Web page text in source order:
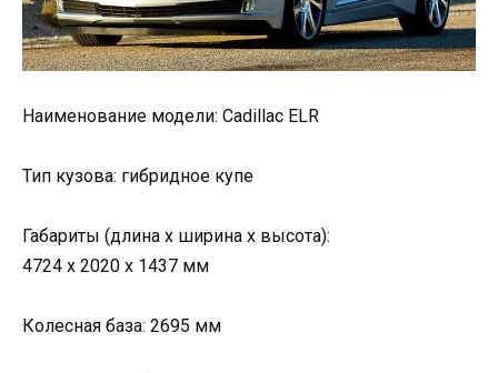
Наименование модели: Cadillac ELR
Тип кузова: гибридное купе
Габариты (длина х ширина х высота):
4724 x 2020 x 1437 мм
Колесная база: 2695 мм